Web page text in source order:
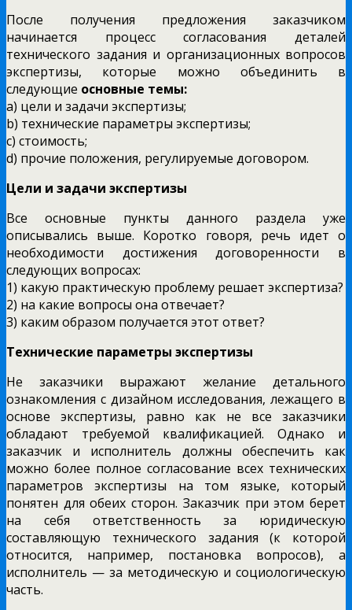
После получения предложения заказчиком
начинается процесс согласования деталей
технического задания и организационных вопросов
экспертизы, которые можно объединить в
следующие основные темы:
a) цели и задачи экспертизы;
b) технические параметры экспертизы;
c) стоимость;
d) прочие положения, регулируемые договором.
Цели и задачи экспертизы
Все основные пункты данного раздела уже
описывались выше. Коротко говоря, речь идет о
необходимости достижения договоренности в
следующих вопросах:
1) какую практическую проблему решает экспертиза?
2) на какие вопросы она отвечает?
3) каким образом получается этот ответ?
Технические параметры экспертизы
Не заказчики выражают желание детального
ознакомления с дизайном исследования, лежащего в
основе экспертизы, равно как не все заказчики
обладают требуемой квалификацией. Однако и
заказчик и исполнитель должны обеспечить как
можно более полное согласование всех технических
параметров экспертизы на том языке, который
понятен для обеих сторон. Заказчик при этом берет
на себя ответственность за юридическую
составляющую технического задания (к которой
относится, например, постановка вопросов), а
исполнитель — за методическую и социологическую
часть.